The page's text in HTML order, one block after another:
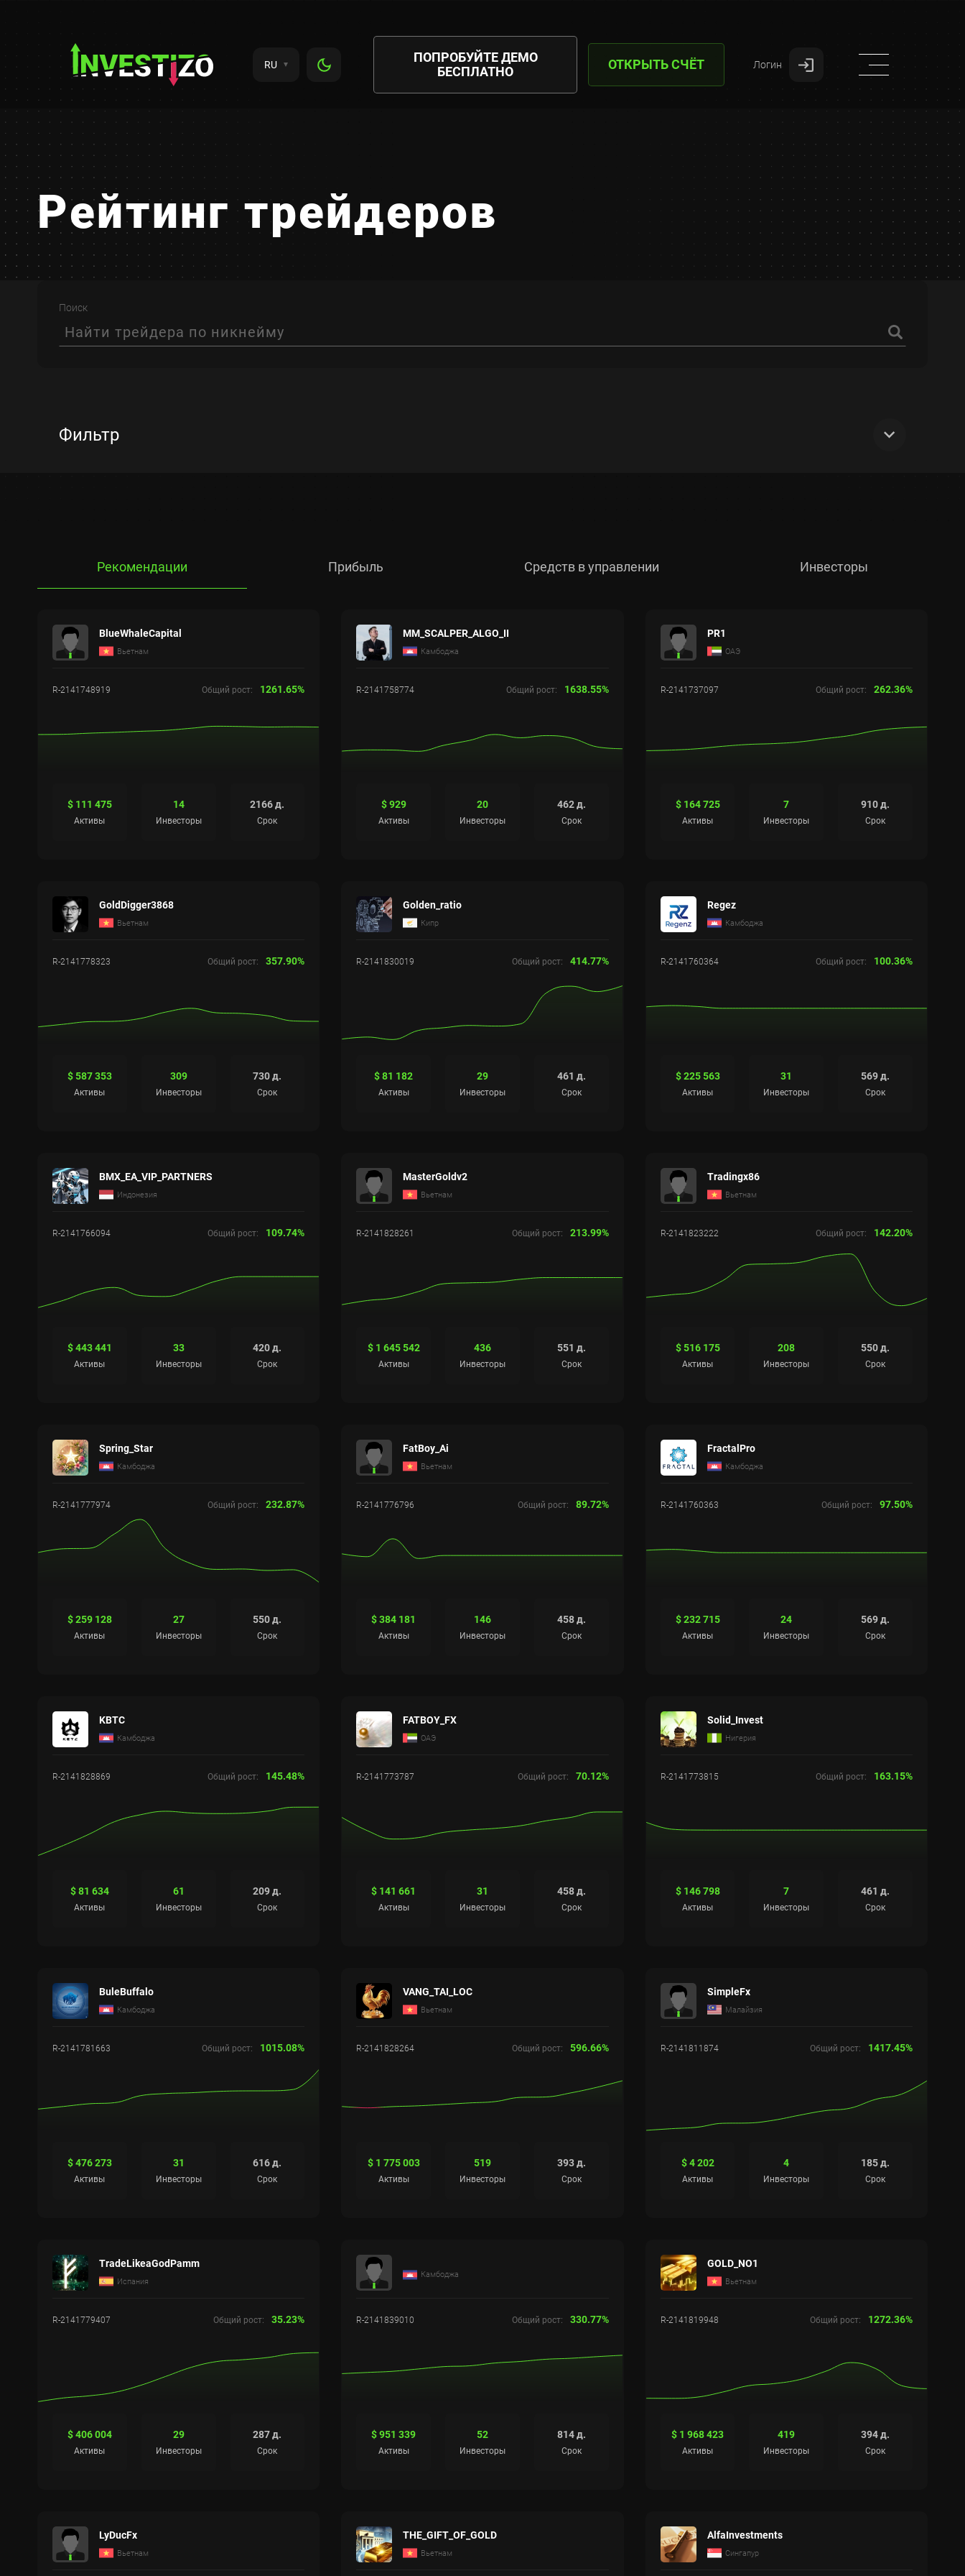
RU
ПОПРОБУЙТЕ ДЕМО
БЕСПЛАТНО
ОТКРЫТЬ СЧЁТ Логин
Рейтинг трейдеров
Поиск
Фильтр
Страна
---
Рекомендации Прибыль Средств в управлении Инвесторы
BlueWhaleCapital
Вьетнам
R-2141748919 Общий рост: 1261.65%
$ 111 475
Активы
14
Инвесторы
2166 д.
Срок
MM_SCALPER_ALGO_II
Камбоджа
R-2141758774 Общий рост: 1638.55%
$ 929
Активы
20
Инвесторы
462 д.
Срок
PR1
ОАЭ
R-2141737097 Общий рост: 262.36%
$ 164 725
Активы
7
Инвесторы
910 д.
Срок
GoldDigger3868
Вьетнам
R-2141778323 Общий рост: 357.90%
$ 587 353
Активы
309
Инвесторы
730 д.
Срок
Golden_ratio
Кипр
R-2141830019 Общий рост: 414.77%
$ 81 182
Активы
29
Инвесторы
461 д.
Срок
Regez
Камбоджа
R-2141760364 Общий рост: 100.36%
$ 225 563
Активы
31
Инвесторы
569 д.
Срок
BMX_EA_VIP_PARTNERS
Индонезия
R-2141766094 Общий рост: 109.74%
$ 443 441
Активы
33
Инвесторы
420 д.
Срок
MasterGoldv2
Вьетнам
R-2141828261 Общий рост: 213.99%
$ 1 645 542
Активы
436
Инвесторы
551 д.
Срок
Tradingx86
Вьетнам
R-2141823222 Общий рост: 142.20%
$ 516 175
Активы
208
Инвесторы
550 д.
Срок
Spring_Star
Камбоджа
R-2141777974 Общий рост: 232.87%
$ 259 128
Активы
27
Инвесторы
550 д.
Срок
FatBoy_Ai
Вьетнам
R-2141776796 Общий рост: 89.72%
$ 384 181
Активы
146
Инвесторы
458 д.
Срок
FractalPro
Камбоджа
R-2141760363 Общий рост: 97.50%
$ 232 715
Активы
24
Инвесторы
569 д.
Срок
KBTC
Камбоджа
R-2141828869 Общий рост: 145.48%
$ 81 634
Активы
61
Инвесторы
209 д.
Срок
FATBOY_FX
ОАЭ
R-2141773787 Общий рост: 70.12%
$ 141 661
Активы
31
Инвесторы
458 д.
Срок
Solid_Invest
Нигерия
R-2141773815 Общий рост: 163.15%
$ 146 798
Активы
7
Инвесторы
461 д.
Срок
BuleBuffalo
Камбоджа
R-2141781663 Общий рост: 1015.08%
$ 476 273
Активы
31
Инвесторы
616 д.
Срок
VANG_TAI_LOC
Вьетнам
R-2141828264 Общий рост: 596.66%
$ 1 775 003
Активы
519
Инвесторы
393 д.
Срок
SimpleFx
Малайзия
R-2141811874 Общий рост: 1417.45%
$ 4 202
Активы
4
Инвесторы
185 д.
Срок
TradeLikeaGodPamm
Испания
R-2141779407 Общий рост: 35.23%
$ 406 004
Активы
29
Инвесторы
287 д.
Срок
Камбоджа
R-2141839010 Общий рост: 330.77%
$ 951 339
Активы
52
Инвесторы
814 д.
Срок
GOLD_NO1
Вьетнам
R-2141819948 Общий рост: 1272.36%
$ 1 968 423
Активы
419
Инвесторы
394 д.
Срок
LyDucFx
Вьетнам
THE_GIFT_OF_GOLD
Вьетнам
AlfaInvestments
Сингапур